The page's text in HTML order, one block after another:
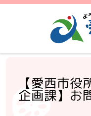
【愛西市
企画課】お